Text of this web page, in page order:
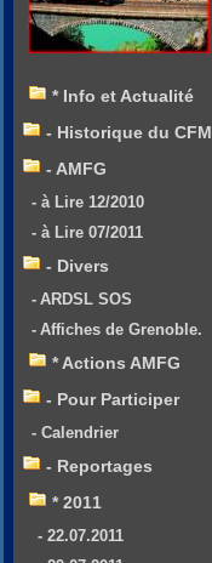
* Info et Actualité
- Historique du CFM
- AMFG
- à Lire 12/2010
- à Lire 07/2011
- Divers
- ARDSL SOS
- Affiches de Grenoble.
* Actions AMFG
- Pour Participer
- Calendrier
- Reportages
* 2011
- 22.07.2011